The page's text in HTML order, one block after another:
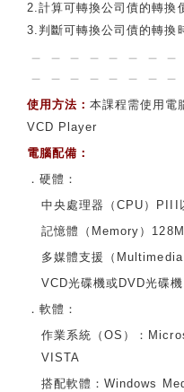
2.計算可轉換公司債的轉換
3.判斷可轉換公司債的轉
－－－－－－－
－－－－－－－
使用方法：本課程需使用電
VCD Player
電腦配備：
．硬體：
中央處理器（CPU）PIII
記憶體（Memory）
多媒體支援（
VCD光碟機或DVD光碟機
．軟體：
作業系統（OS）：
VISTA
搭配軟體：Windows